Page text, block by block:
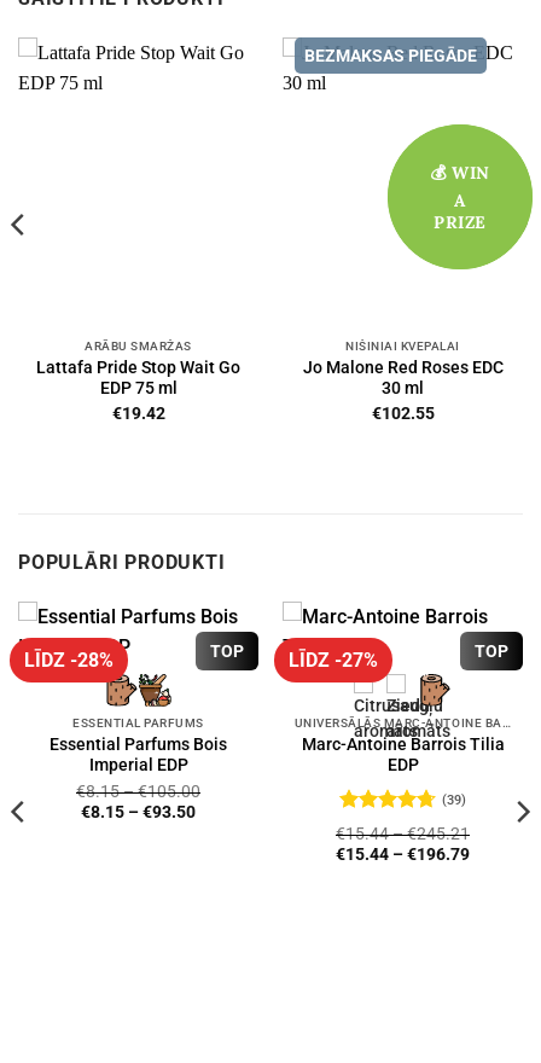
ARĀBU SMARŽAS
Lattafa Pride Stop Wait Go
EDP 75 ml
€19.42
BEZMAKSAS PIEGĀDE
NIŠINIAI KVEPALAI
Jo Malone Red Roses EDC
30 ml
€102.55
POPULĀRI PRODUKTI
TOP
LĪDZ -28%
ESSENTIAL PARFUMS
Essential Parfums Bois
Imperial EDP
€8.15–€105.00
€8.15 –€93.50
TOP
LĪDZ -27%
UNIVERSĀLĀS MARC-ANTOINE BARROIS SMARŽAS
Marc-Antoine Barrois Tilia
EDP
Novērtēts
ar4.72
no
5
(39)
€15.44–€245.21
€15.44 –€196.79
💰 WIN
A
PRIZE
💰 WIN
A
PRIZE